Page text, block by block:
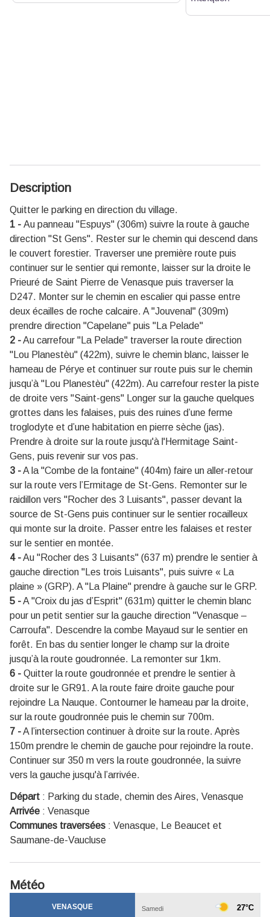
Description
Quitter le parking en direction du village.
1 - Au panneau "Espuys" (306m) suivre la route à gauche
direction "St Gens". Rester sur le chemin qui descend dans
le couvert forestier. Traverser une première route puis
continuer sur le sentier qui remonte, laisser sur la droite le
Prieuré de Saint Pierre de Venasque puis traverser la
D247. Monter sur le chemin en escalier qui passe entre
deux écailles de roche calcaire. A "Jouvenal" (309m)
prendre direction "Capelane" puis "La Pelade"
2 -Au carrefour "La Pelade" traverser la route direction
"Lou Planestèu" (422m), suivre le chemin blanc, laisser le
hameau de Pérye et continuer sur route puis sur le chemin
jusqu’à "Lou Planestèu" (422m). Au carrefour rester la piste
de droite vers "Saint-gens" Longer sur la gauche quelques
grottes dans les falaises, puis des ruines d’une ferme
troglodyte et d’une habitation en pierre sèche (jas).
Prendre à droite sur la route jusqu'à l'Hermitage Saint-
Gens, puis revenir sur vos pas.
3 -A la "Combe de la fontaine" (404m) faire un aller-retour
sur la route vers l’Ermitage de St-Gens. Remonter sur le
raidillon vers "Rocher des 3 Luisants", passer devant la
source de St-Gens puis continuer sur le sentier rocailleux
qui monte sur la droite. Passer entre les falaises et rester
sur le sentier en montée.
4 -Au "Rocher des 3 Luisants" (637 m) prendre le sentier à
gauche direction "Les trois Luisants", puis suivre « La
plaine » (GRP). A "La Plaine" prendre à gauche sur le GRP.
5 -A "Croix du jas d’Esprit" (631m) quitter le chemin blanc
pour un petit sentier sur la gauche direction "Venasque –
Carroufa". Descendre la combe Mayaud sur le sentier en
forêt. En bas du sentier longer le champ sur la droite
jusqu’à la route goudronnée. La remonter sur 1km.
6 - Quitter la route goudronnée et prendre le sentier à
droite sur le GR91. A la route faire droite gauche pour
rejoindre La Nauque. Contourner le hameau par la droite,
sur la route goudronnée puis le chemin sur 700m.
7 -A l’intersection continuer à droite sur la route. Après
150m prendre le chemin de gauche pour rejoindre la route.
Continuer sur 350 m vers la route goudronnée, la suivre
vers la gauche jusqu'à l’arrivée.
Départ : Parking du stade, chemin des Aires, Venasque
Arrivée : Venasque
Communes traversées : Venasque, Le Beaucet et
Saumane-de-Vaucluse
Météo